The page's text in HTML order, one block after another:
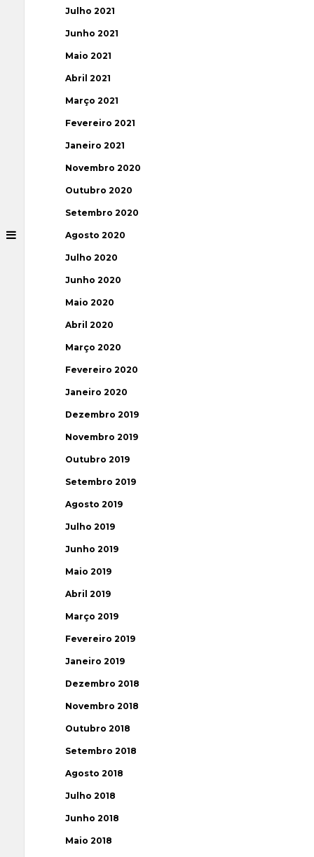
Julho 2021
Junho 2021
Maio 2021
Abril 2021
Março 2021
Fevereiro 2021
Janeiro 2021
Novembro 2020
Outubro 2020
Setembro 2020
Agosto 2020
Julho 2020
Junho 2020
Maio 2020
Abril 2020
Março 2020
Fevereiro 2020
Janeiro 2020
Dezembro 2019
Novembro 2019
Outubro 2019
Setembro 2019
Agosto 2019
Julho 2019
Junho 2019
Maio 2019
Abril 2019
Março 2019
Fevereiro 2019
Janeiro 2019
Dezembro 2018
Novembro 2018
Outubro 2018
Setembro 2018
Agosto 2018
Julho 2018
Junho 2018
Maio 2018